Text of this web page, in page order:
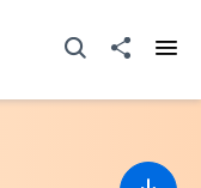
打開搜尋器分享至